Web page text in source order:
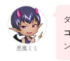
悪魔ミミ